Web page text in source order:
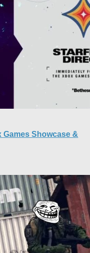
Games Showcase &